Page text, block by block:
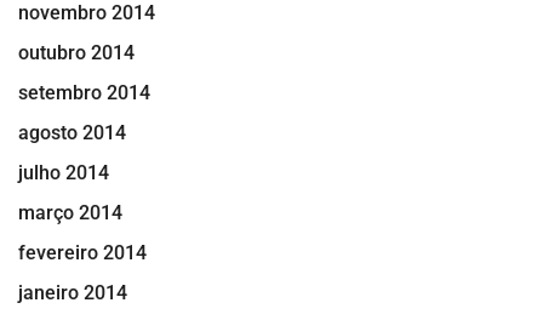
novembro 2014
outubro 2014
setembro 2014
agosto 2014
julho 2014
março 2014
fevereiro 2014
janeiro 2014